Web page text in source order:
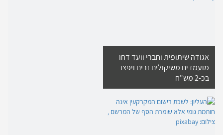
אגודה שיתופית וחברי וועד דחו
מועמדים משיקולים זרים ויפצו
בכ-2 מש"ח